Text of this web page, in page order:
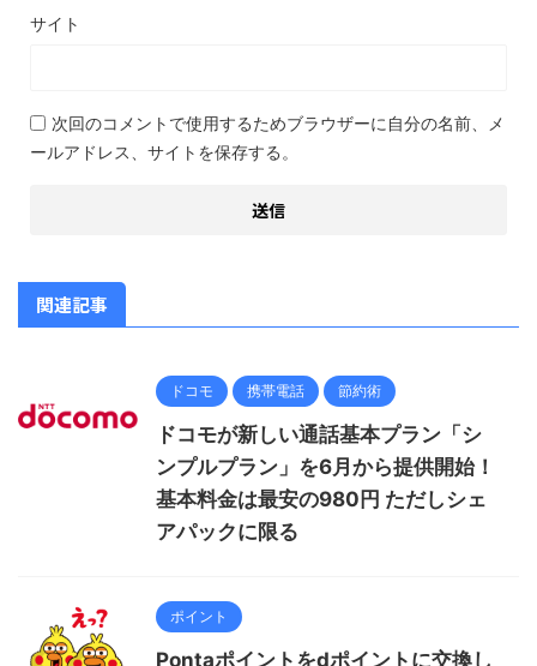
サイト
次回のコメントで使用するためブラウザーに自分の名前、メ
ールアドレス、サイトを保存する。
関連記事
ドコモ 携帯電話 節約術
ドコモが新しい通話基本プラン「シ
ンプルプラン」を6月から提供開始！
基本料金は最安の980円 ただしシェ
アパックに限る
ポイント
Pontaポイントをdポイントに交換し